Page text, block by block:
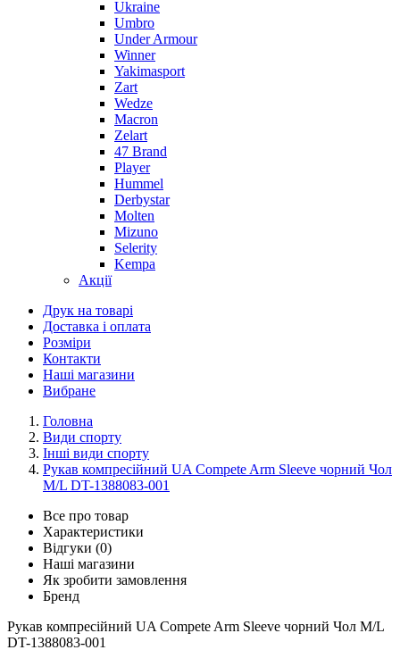
Ukraine
Umbro
Under Armour
Winner
Yakimasport
Zart
Wedze
Macron
Zelart
47 Brand
Player
Hummel
Derbystar
Molten
Mizuno
Selerity
Kempa
Акції
Друк на товарі
Доставка і оплата
Розміри
Контакти
Наші магазини
Вибране
Головна
Види спорту
Інші види спорту
Рукав компресійний UA Compete Arm Sleeve чорний Чол
M/L DT-1388083-001
Все про товар
Характеристики
Відгуки (0)
Наші магазини
Як зробити замовлення
Бренд
Рукав компресійний UA Compete Arm Sleeve чорний Чол M/L
DT-1388083-001